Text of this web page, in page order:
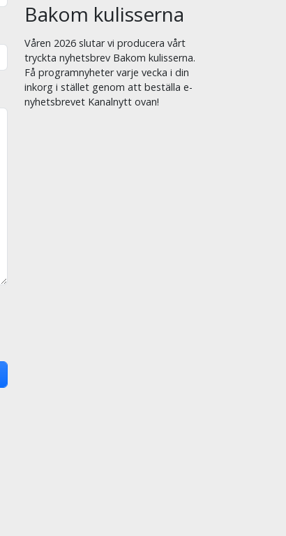
Bakom kulisserna
Våren 2026 slutar vi producera vårt
tryckta nyhetsbrev Bakom kulisserna.
Få programnyheter varje vecka i din
inkorg i stället genom att beställa e-
nyhetsbrevet Kanalnytt ovan!